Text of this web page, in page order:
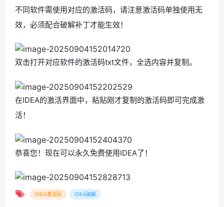
不同软件需使用对应的激活码，请注意激活码单独使用无
效，必须配合破解补丁才能生效！
双击打开对应软件的激活码txt文件，全选内容并复制。
在IDEA的激活界面中，粘贴刚才复制的激活码即可完成激
活！
恭喜您！现在可以永久免费使用IDEA了！
IDEA激活码 IDEA破解